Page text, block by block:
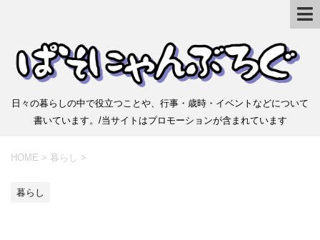
日々の暮らしの中で役立つことや、行事・歳時・イベントなどについて
書いています。/当サイトはプロモーションが含まれています
HOME > 暮らし >
暮らし